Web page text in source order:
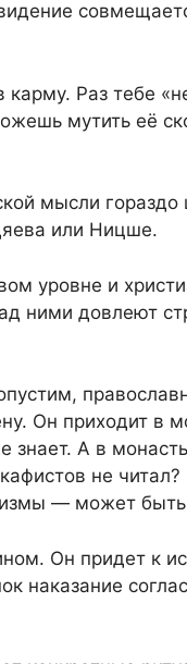
Раз тебе
мутить её
мысли
или Ницше.
уровне и
ними довлеют
Он приходит в
знает. А в
не
— может
Он придет к
наказание